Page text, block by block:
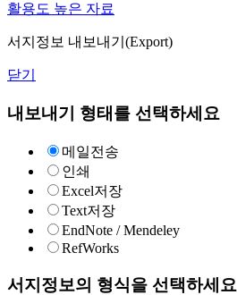
활용도 높은 자료
서지정보 내보내기(Export)
닫기
내보내기 형태를 선택하세요
메일전송
인쇄
Excel저장
Text저장
EndNote / Mendeley
RefWorks
서지정보의 형식을 선택하세요